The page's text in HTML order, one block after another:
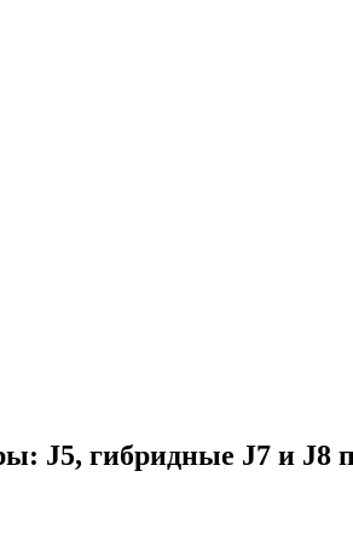
J5, гибридные J7 и J8